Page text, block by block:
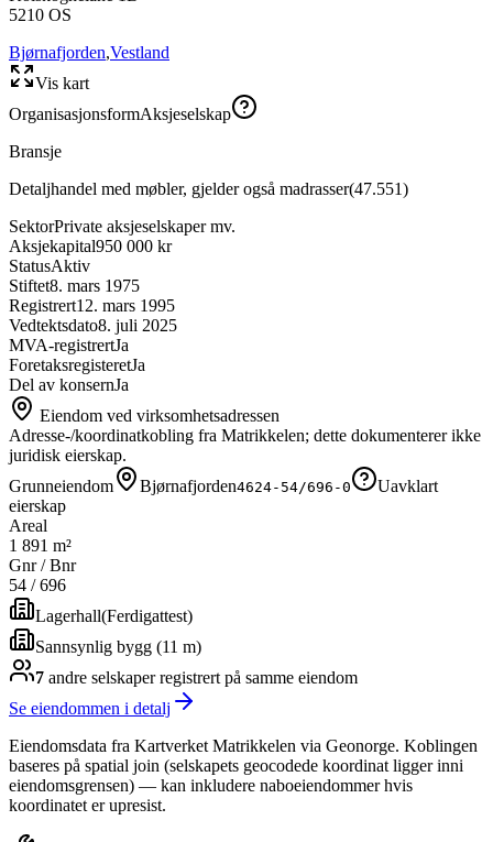
5210 OS
Bjørnafjorden,Vestland
Vis kart
OrganisasjonsformAksjeselskap
Bransje
Detaljhandel med møbler, gjelder også madrasser(47.551)
SektorPrivate aksjeselskaper mv.
Aksjekapital950 000 kr
StatusAktiv
Stiftet8. mars 1975
Registrert12. mars 1995
Vedtektsdato8. juli 2025
MVA-registrertJa
ForetaksregisteretJa
Del av konsernJa
Eiendom ved virksomhetsadressen
Adresse-/koordinatkobling fra Matrikkelen; dette dokumenterer ikke
juridisk eierskap.
Grunneiendom
Bjørnafjorden4624-54/696-0
Uavklart
eierskap
Areal
1 891 m²
Gnr / Bnr
54 /696
Lagerhall(Ferdigattest)
Sannsynlig bygg (11 m)
7 andre selskaperregistrert på samme eiendom
Se eiendommen i detalj
Eiendomsdata fra Kartverket Matrikkelen via Geonorge. Koblingen
baseres på spatial join (selskapets geocodede koordinat ligger inni
eiendomsgrensen) — kan inkludere naboeiendommer hvis
koordinatet er upresist.